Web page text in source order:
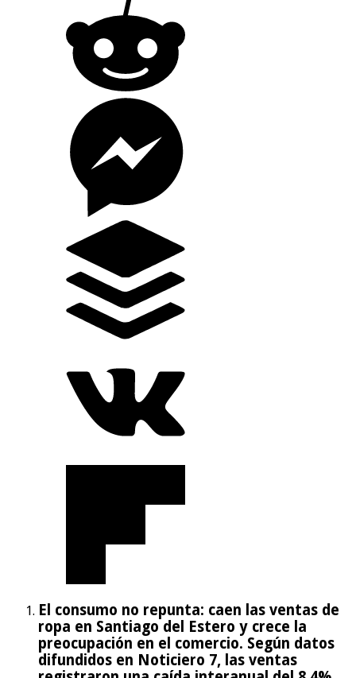
El consumo no repunta: caen las ventas de
ropa en Santiago del Estero y crece la
preocupación en el comercio. Según datos
difundidos en Noticiero 7, las ventas